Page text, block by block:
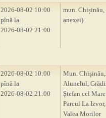
2026-08-02 10:00
pînă la
2026-08-02 21:00
mun.
anexei)
2026-08-02 10:00
pînă la
2026-08-02 21:00
Mun.
Alunelul,
Ștefan cel
Parcul La
Valea Morilor